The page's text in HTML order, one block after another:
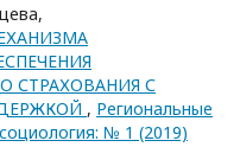
СТРАХОВАНИЯ С
, Региональные
№ 1 (2019)